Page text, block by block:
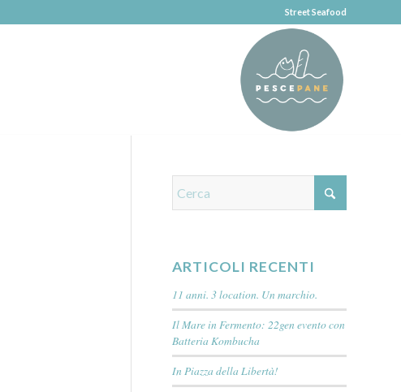
Street Seafood
ARTICOLI RECENTI
11 anni. 3 location. Un marchio.
Il Mare in Fermento: 22gen evento con
Batteria Kombucha
In Piazza della Libertà!